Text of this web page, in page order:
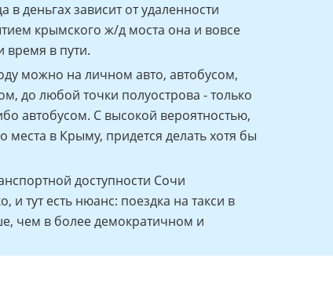
деньгах зависит от удаленности
крымского ж/д моста она и вовсе
время в пути.
можно на личном авто, автобусом,
до любой точки полуострова - только
автобусом. С высокой вероятностью,
места в Крыму, придется делать хотя бы
доступности Сочи
и тут есть нюанс: поездка на такси в
чем в более демократичном и